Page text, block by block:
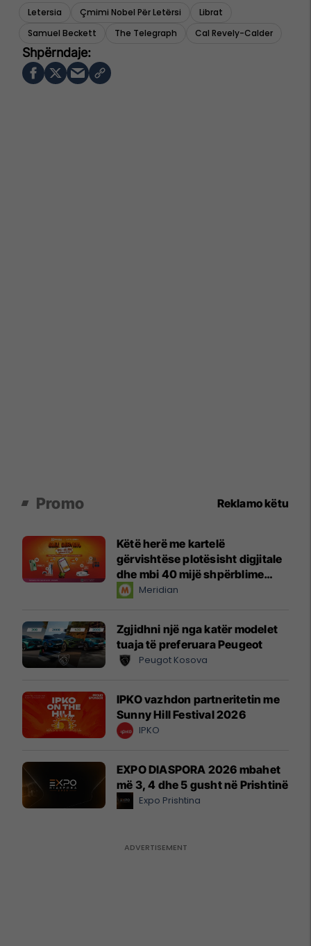
Letersia Çmimi Nobel Për Letërsi
Librat
Samuel Beckett
The Telegraph Cal Revely-Calder
Promo Reklamo këtu
Këtë herë me kartelë
gërvishtëse plotësisht digjitale
dhe mbi 40 mijë shpërblime
instant!Meridian
Zgjidhni një nga katër modelet
tuaja të preferuara Peugeot
Peugot Kosova
IPKO vazhdon partneritetin me
Sunny Hill Festival 2026
IPKO
EXPO DIASPORA 2026 mbahet
më 3, 4 dhe 5 gusht në Prishtinë
Expo Prishtina